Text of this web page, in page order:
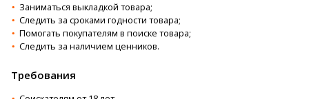
Заниматься выкладкой тoвара;
Cледить за cpоками годности товара;
Помогать покупателям в поиске товара;
Следить за наличием ценников.
Требования